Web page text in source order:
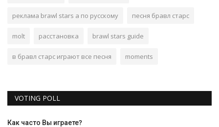
реклама brawl stars а по русскому песня бравл старс
molt расстановка brawl stars guide
в бравл старс играют все песня moments
VOTING POLL
Как часто Вы играете?